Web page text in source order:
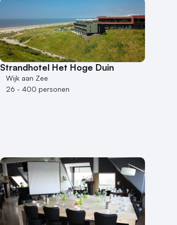
Strandhotel Het Hoge Duin
Wijk aan Zee
26 - 400 personen